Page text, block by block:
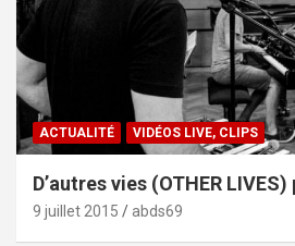
ACTUALITÉ VIDÉOS LIVE, CLIPS
D’autres vies (OTHER
9 juillet 2015 abds69